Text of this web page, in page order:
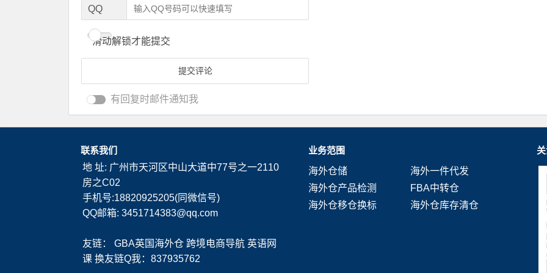
QQ
滑动解锁才能提交
有回复时邮件通知我
联系我们
地 址: 广州市天河区中山大道中77号之一2110
房之C02
手机号:18820925205(同微信号)
QQ邮箱: 3451714383@qq.com
友链： GBA英国海外仓 跨境电商导航 英语网
课 换友链Q我：837935762
业务范围
海外仓储
海外一件代发
海外仓产品检测
FBA中转仓
海外仓移仓换标
海外仓库存清仓